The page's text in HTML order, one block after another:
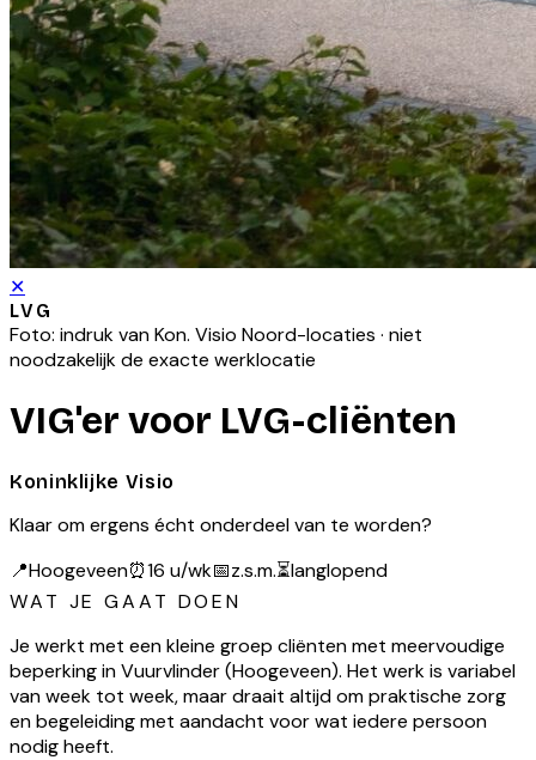
✕
LVG
Foto: indruk vanKon. Visio Noord-locaties · niet
noodzakelijk de exacte werklocatie
VIG'er voor LVG-cliënten
Koninklijke Visio
Klaar om ergens écht onderdeel van te worden?
📍Hoogeveen⏰16 u/wk📅z.s.m.⏳langlopend
WAT JE GAAT DOEN
Je werkt met een kleine groep cliënten met meervoudige
beperking in Vuurvlinder (Hoogeveen). Het werk is variabel
van week tot week, maar draait altijd om praktische zorg
en begeleiding met aandacht voor wat iedere persoon
nodig heeft.